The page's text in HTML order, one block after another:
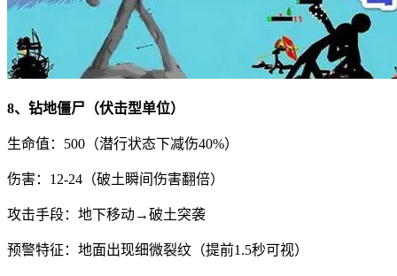
8、钻地僵尸（伏击型单位）
生命值：500（潜行状态下减伤40%）
伤害：12-24（破土瞬间伤害翻倍）
攻击手段：地下移动→破土突袭
预警特征：地面出现细微裂纹（提前1.5秒可视）